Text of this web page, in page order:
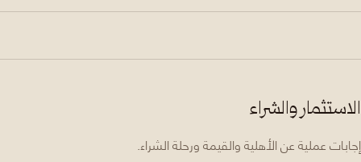
الاستثمار والشراء
إجابات عملية عن الأهلية والقيمة ورحلة الشراء.